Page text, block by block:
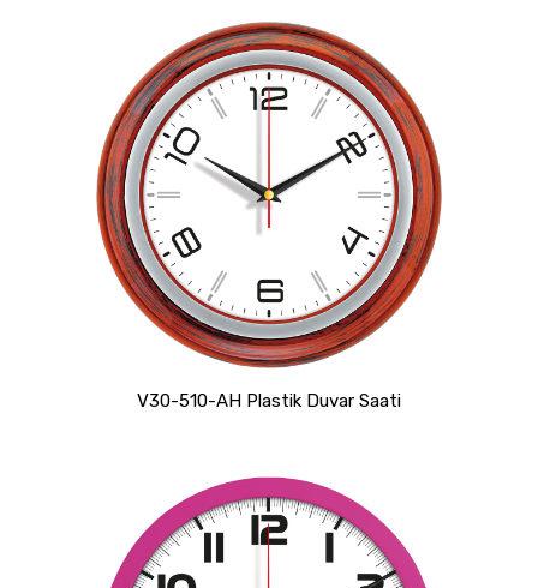
V30-510-AH Plastik Duvar Saati